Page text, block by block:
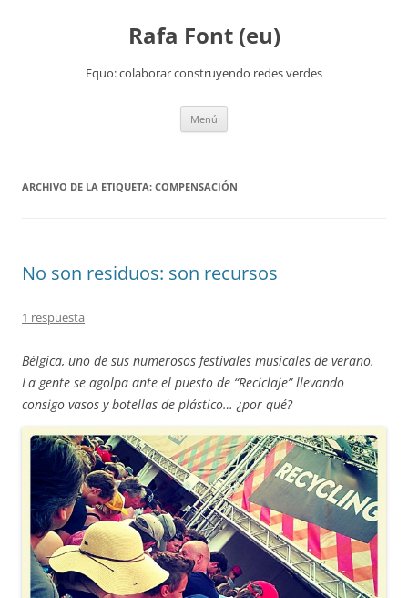
Rafa Font (eu)
Equo: colaborar construyendo redes verdes
Menú
ARCHIVO DE LA ETIQUETA: COMPENSACIÓN
No son residuos: son recursos
1 respuesta
Bélgica, uno de sus numerosos festivales musicales de verano.
La gente se agolpa ante el puesto de “Reciclaje” llevando
consigo vasos y botellas de plástico… ¿por qué?